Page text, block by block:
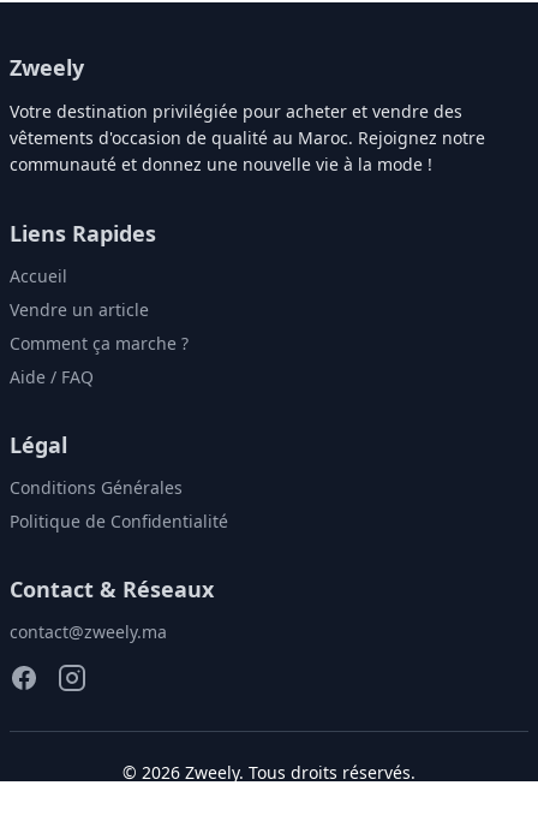
Zweely
Votre destination privilégiée pour acheter et vendre des
vêtements d'occasion de qualité au Maroc. Rejoignez notre
communauté et donnez une nouvelle vie à la mode !
Liens Rapides
Accueil
Vendre un article
Comment ça marche ?
Aide / FAQ
Légal
Conditions Générales
Politique de Confidentialité
Contact & Réseaux
contact@zweely.ma
© 2026 Zweely. Tous droits réservés.